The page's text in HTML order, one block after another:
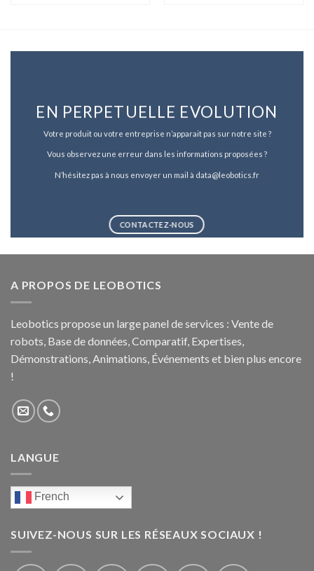
EN PERPETUELLE EVOLUTION
Votre produit ou votre entreprise n’apparait pas sur notre site ?
Vous observez une erreur dans les informations proposées ?
N’hésitez pas à nous envoyer un mail à data@leobotics.fr
CONTACTEZ-NOUS
A PROPOS DE LEOBOTICS
Leobotics propose un large panel de services : Vente de
robots, Base de données, Comparatif, Expertises,
Démonstrations, Animations, Événements et bien plus encore
!
LANGUE
French
SUIVEZ-NOUS SUR LES RÉSEAUX SOCIAUX !